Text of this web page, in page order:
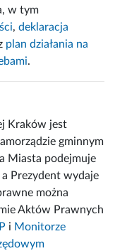
w tym
,deklaracja
plan działania na
.
Kraków jest
gminnym
Miasta podejmuje
a Prezydent wydaje
można
Aktów Prawnych
i Monitorze